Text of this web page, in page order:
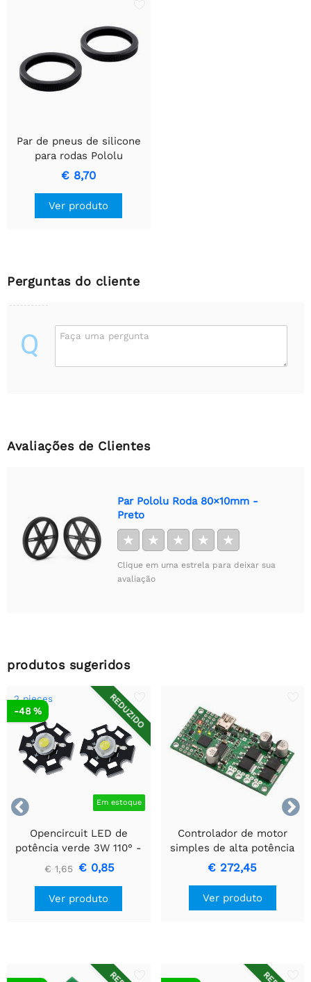
Par de pneus de silicone
para rodas Pololu
80×10mm/90×10mm
€ 8,70
Ver produto
Perguntas do cliente
Q Faça uma pergunta
Avaliações de Clientes
Par Pololu Roda 80×10mm -
Preto
★ ★ ★ ★ ★
Clique em uma estrela para deixar sua
avaliação
produtos sugeridos


REDUZIDO
2 pieces
Em estoque
-48 %
Opencircuit LED de
potência verde 3W 110° -
2 peças
€ 1,65 € 0,85
Ver produto
Controlador de motor
simples de alta potência
Pololu 18v25
€ 272,45
Ver produto